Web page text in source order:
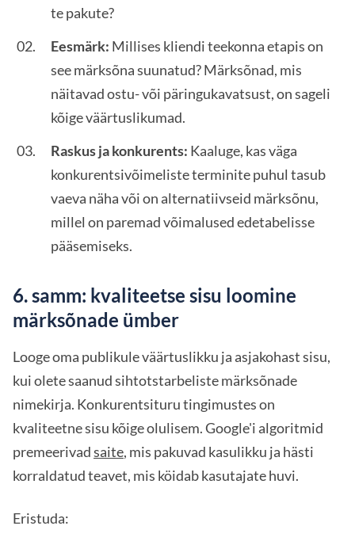
te pakute?
Eesmärk: Millises kliendi teekonna etapis on
see märksõna suunatud? Märksõnad, mis
näitavad ostu- või päringukavatsust, on sageli
kõige väärtuslikumad.
Raskus ja konkurents: Kaaluge, kas väga
konkurentsivõimeliste terminite puhul tasub
vaeva näha või on alternatiivseid märksõnu,
millel on paremad võimalused edetabelisse
pääsemiseks.
6. samm: kvaliteetse sisu loomine
märksõnade ümber
Looge oma publikule väärtuslikku ja asjakohast sisu,
kui olete saanud sihtotstarbeliste märksõnade
nimekirja. Konkurentsituru tingimustes on
kvaliteetne sisu kõige olulisem. Google'i algoritmid
premeerivadsaite, mis pakuvad kasulikku ja hästi
korraldatud teavet, mis köidab kasutajate huvi.
Eristuda: